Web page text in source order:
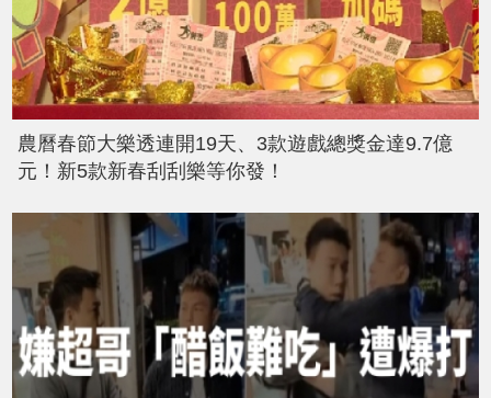
農曆春節大樂透連開19天、3款遊戲總獎金達9.7億
元！新5款新春刮刮樂等你發！